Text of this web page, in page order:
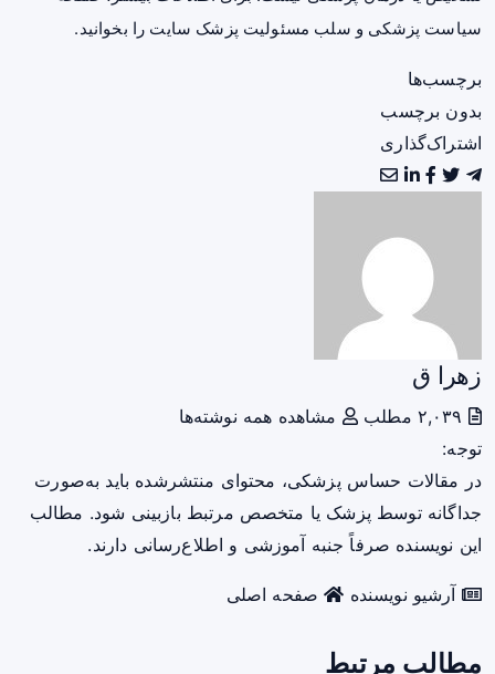
سیاست پزشکی و سلب مسئولیت پزشک سایت را بخوانید.
برچسب‌ها
بدون برچسب
اشتراک‌گذاری
زهرا ق
مشاهده همه نوشته‌ها
توجه:
در مقالات حساس پزشکی، محتوای منتشرشده باید به‌صورت
جداگانه توسط پزشک یا متخصص مرتبط بازبینی شود. مطالب
این نویسنده صرفاً جنبه آموزشی و اطلاع‌رسانی دارند.
آرشیو نویسنده صفحه اصلی
مطالب مرتبط